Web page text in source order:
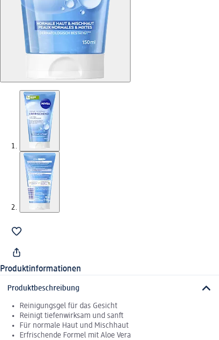
Produktinformationen
Produktbeschreibung
Reinigungsgel für das Gesicht
Reinigt tiefenwirksam und sanft
Für normale Haut und Mischhaut
Erfrischende Formel mit Aloe Vera